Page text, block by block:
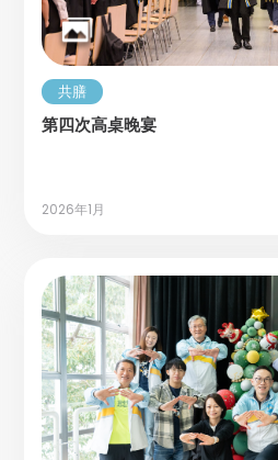
共膳
第四次高桌晚宴
2026年1月